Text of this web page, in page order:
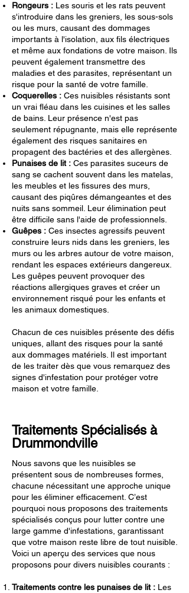
Rongeurs : Les souris et les rats peuvent
s'introduire dans les greniers, les sous-sols
ou les murs, causant des dommages
importants à l'isolation, aux fils électriques
et même aux fondations de votre maison. Ils
peuvent également transmettre des
maladies et des parasites, représentant un
risque pour la santé de votre famille.
Coquerelles : Ces nuisibles résistants sont
un vrai fléau dans les cuisines et les salles
de bains. Leur présence n'est pas
seulement répugnante, mais elle représente
également des risques sanitaires en
propagent des bactéries et des allergènes.
Punaises de lit : Ces parasites suceurs de
sang se cachent souvent dans les matelas,
les meubles et les fissures des murs,
causant des piqûres démangeantes et des
nuits sans sommeil. Leur élimination peut
être difficile sans l'aide de professionnels.
Guêpes : Ces insectes agressifs peuvent
construire leurs nids dans les greniers, les
murs ou les arbres autour de votre maison,
rendant les espaces extérieurs dangereux.
Les guêpes peuvent provoquer des
réactions allergiques graves et créer un
environnement risqué pour les enfants et
les animaux domestiques.
Chacun de ces nuisibles présente des défis
uniques, allant des risques pour la santé
aux dommages matériels. Il est important
de les traiter dès que vous remarquez des
signes d'infestation pour protéger votre
maison et votre famille.
Traitements Spécialisés à
Drummondville
Nous savons que les nuisibles se
présentent sous de nombreuses formes,
chacune nécessitant une approche unique
pour les éliminer efficacement. C’est
pourquoi nous proposons des traitements
spécialisés conçus pour lutter contre une
large gamme d'infestations, garantissant
que votre maison reste libre de tout nuisible.
Voici un aperçu des services que nous
proposons pour divers nuisibles courants :
Traitements contre les punaises de lit : Les